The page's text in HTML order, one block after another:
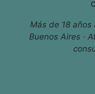
Más de 18
Buenos Aires ·